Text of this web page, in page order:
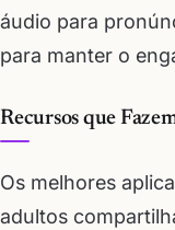
áudio para
para manter o
Recursos que
Os melhores
adultos